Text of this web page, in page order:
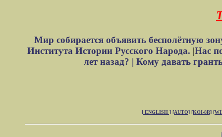
Мир собирается объявить бесполётную
Института Истории Русского Народа. |Нас
лет назад? | Кому давать
[ ENGLISH ] [AUTO] [KOI-8R]